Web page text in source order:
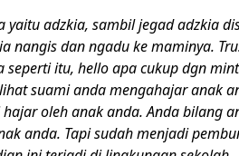
yaitu adzkia, sambil jegad adzkia
nangis dan ngadu ke maminya.
itu, hello apa cukup dgn
suami anda mengahajar anak
oleh anak anda. Anda bilang
anda. Tapi sudah menjadi